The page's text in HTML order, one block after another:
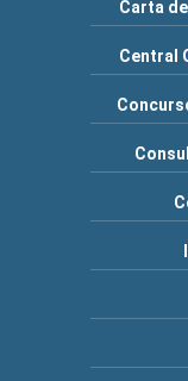
Carta
Central